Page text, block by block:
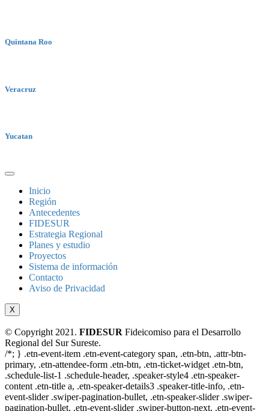
Quintana Roo
Veracruz
Yucatan
Inicio
Región
Antecedentes
FIDESUR
Estrategia Regional
Planes y estudio
Proyectos
Sistema de información
Contacto
Aviso de Privacidad
X
© Copyright 2021. FIDESUR Fideicomiso para el Desarrollo
Regional del Sur Sureste.
/*; } .etn-event-item .etn-event-category span, .etn-btn, .attr-btn-
primary, .etn-attendee-form .etn-btn, .etn-ticket-widget .etn-btn,
.schedule-list-1 .schedule-header, .speaker-style4 .etn-speaker-
content .etn-title a, .etn-speaker-details3 .speaker-title-info, .etn-
event-slider .swiper-pagination-bullet, .etn-speaker-slider .swiper-
pagination-bullet, .etn-event-slider .swiper-button-next, .etn-event-